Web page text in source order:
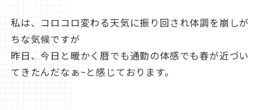
私は、コロコロ変わる天気に振り回され体調を崩しが
ちな気候ですが
昨日、今日と暖かく暦でも通勤の体感でも春が近づい
てきたんだなぁ~と感じております。